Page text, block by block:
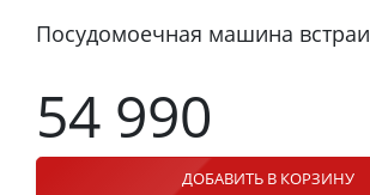
Посудомоечная машина
54 990
ДОБАВИТЬ В КОРЗИНУ